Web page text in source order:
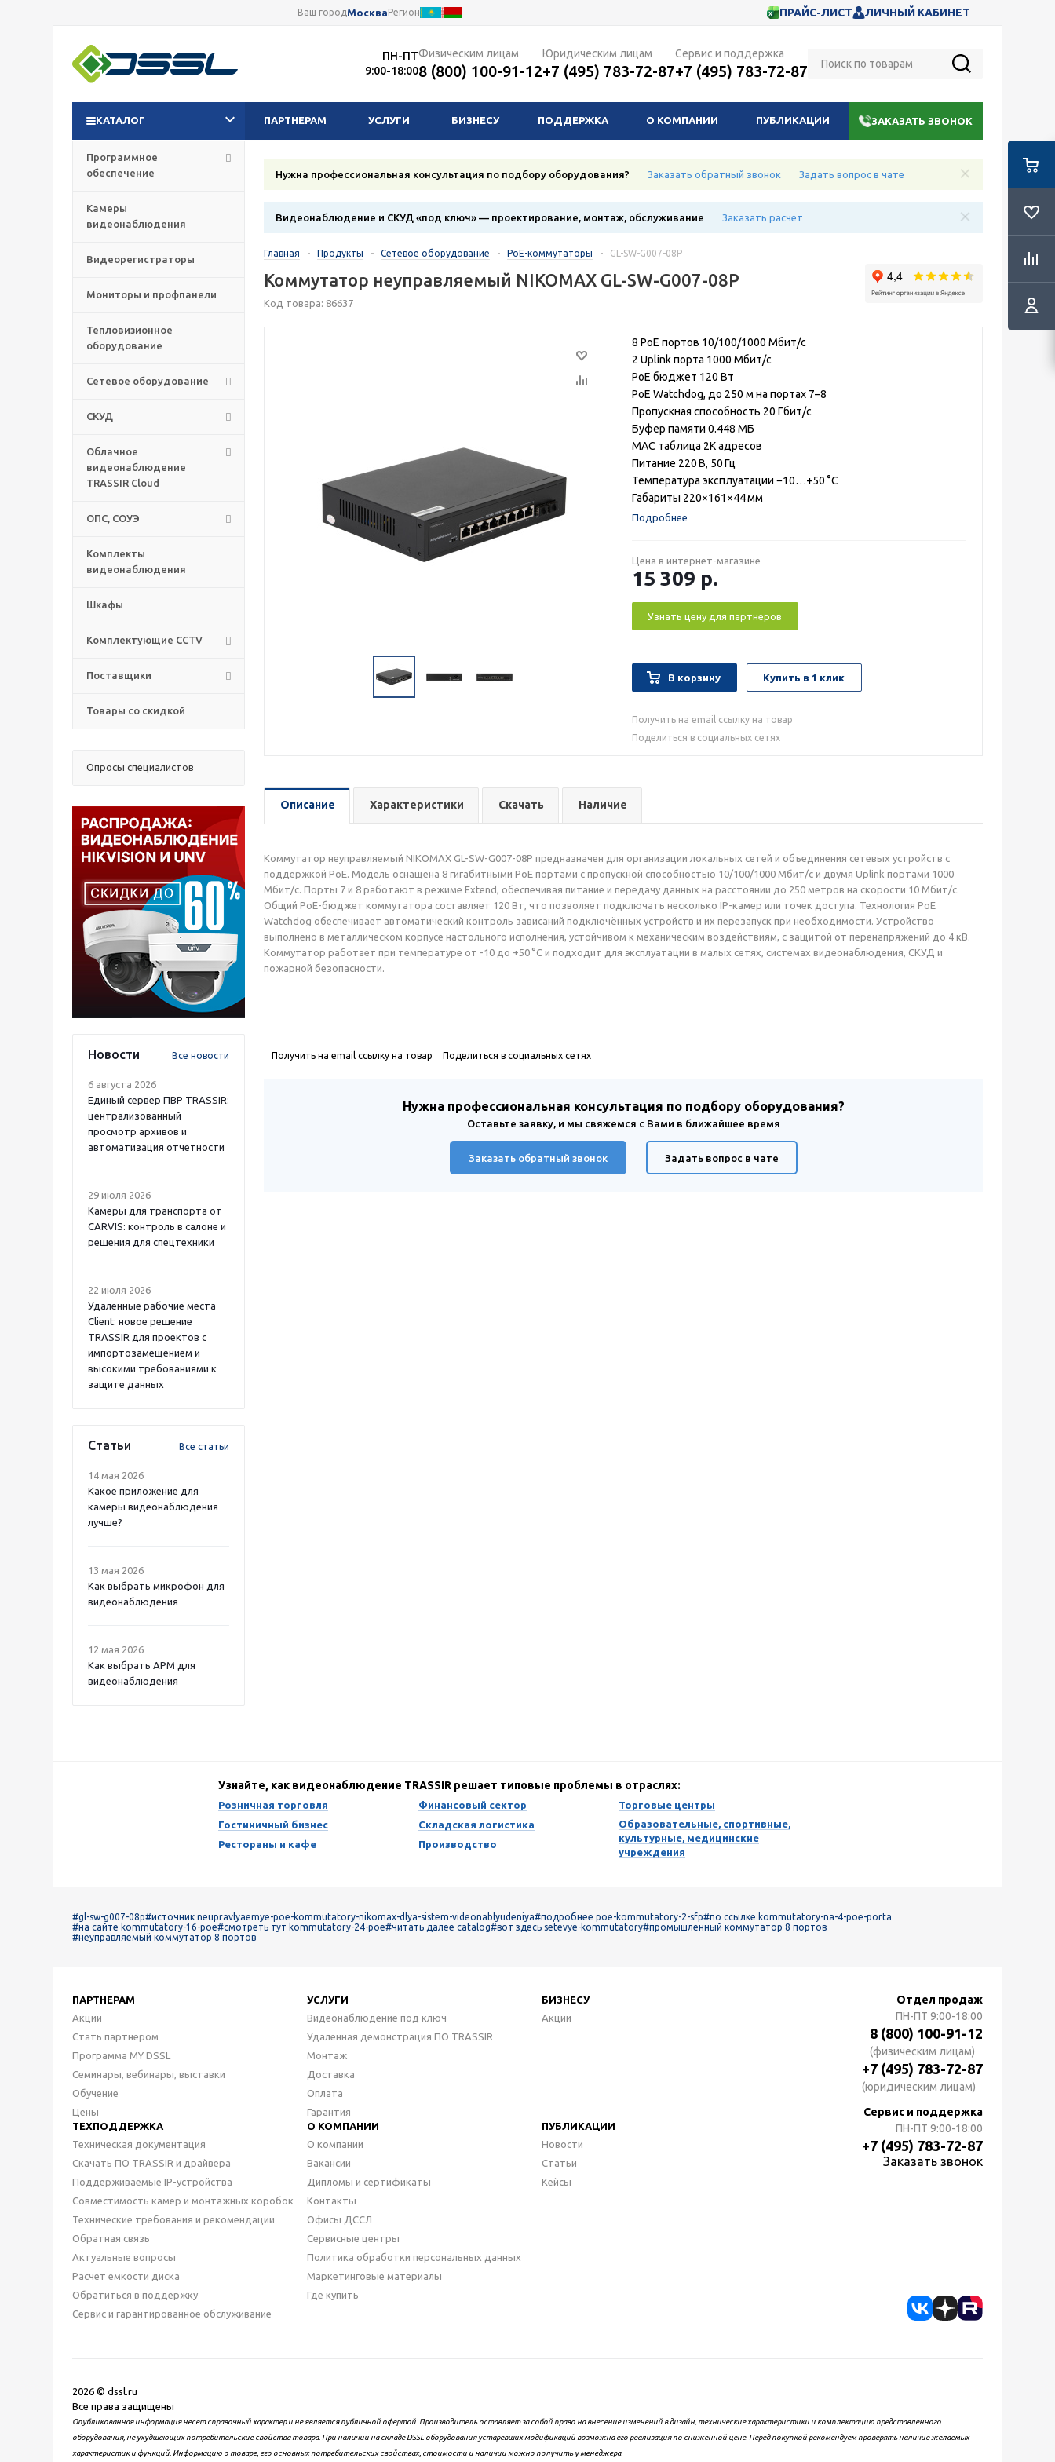
Ваш городМоскваРегион ПРАЙС-ЛИСТ ЛИЧНЫЙ КАБИНЕТ
ПН-ПТ
9:00-18:00
Физическим лицам
8 (800) 100-91-12
Юридическим лицам
+7 (495) 783-72-87
Сервис и поддержка
+7 (495) 783-72-87
КАТАЛОГ ПАРТНЕРАМ УСЛУГИ БИЗНЕСУ ПОДДЕРЖКА О КОМПАНИИ ПУБЛИКАЦИИ ЗАКАЗАТЬ ЗВОНОК
Программное
обеспечение
Камеры
видеонаблюдения
Видеорегистраторы
Мониторы и профпанели
Тепловизионное
оборудование
Сетевое оборудование
СКУД
Облачное
видеонаблюдение
TRASSIR Cloud
ОПС, СОУЭ
Комплекты
видеонаблюдения
Шкафы
Комплектующие CCTV
Поставщики
Товары со скидкой
Опросы специалистов
Новости Все новости
6 августа 2026
Единый сервер ПВР TRASSIR:
централизованный
просмотр архивов и
автоматизация отчетности
29 июля 2026
Камеры для транспорта от
CARVIS: контроль в салоне и
решения для спецтехники
22 июля 2026
Удаленные рабочие места
Client: новое решение
TRASSIR для проектов с
импортозамещением и
высокими требованиями к
защите данных
Статьи Все статьи
14 мая 2026
Какое приложение для
камеры видеонаблюдения
лучше?
13 мая 2026
Как выбрать микрофон для
видеонаблюдения
12 мая 2026
Как выбрать APM для
видеонаблюдения
Нужна профессиональная консультация по подбору оборудования? Заказать обратный звонок Задать вопрос в чате
Видеонаблюдение и СКУД «под ключ» — проектирование, монтаж, обслуживание Заказать расчет
Главная - Продукты - Сетевое оборудование - PoE-коммутаторы - GL-SW-G007-08P
Коммутатор неуправляемый NIKOMAX GL-SW-G007-08P
Код товара: 86637
8 PoE портов 10/100/1000 Мбит/с
2 Uplink порта 1000 Мбит/с
PoE бюджет 120 Вт
PoE Watchdog, до 250 м на портах 7–8
Пропускная способность 20 Гбит/с
Буфер памяти 0.448 МБ
MAC таблица 2K адресов
Питание 220 В, 50 Гц
Температура эксплуатации −10…+50 °C
Габариты 220×161×44 мм
Подробнее
Цена в интернет-магазине
15 309 р.
Узнать цену для партнеров
В корзину Купить в 1 клик
Получить на email ссылку на товар
Поделиться в социальных сетях
Описание Характеристики Скачать Наличие
Коммутатор неуправляемый NIKOMAX GL-SW-G007-08P предназначен для организации локальных сетей и объединения сетевых устройств с
поддержкой PoE. Модель оснащена 8 гигабитными PoE портами с пропускной способностью 10/100/1000 Мбит/с и двумя Uplink портами 1000
Мбит/с. Порты 7 и 8 работают в режиме Extend, обеспечивая питание и передачу данных на расстоянии до 250 метров на скорости 10 Мбит/с.
Общий PoE-бюджет коммутатора составляет 120 Вт, что позволяет подключать несколько IP-камер или точек доступа. Технология PoE
Watchdog обеспечивает автоматический контроль зависаний подключённых устройств и их перезапуск при необходимости. Устройство
выполнено в металлическом корпусе настольного исполнения, устойчивом к механическим воздействиям, с защитой от перенапряжений до 4 кВ.
Коммутатор работает при температуре от -10 до +50 °C и подходит для эксплуатации в малых сетях, системах видеонаблюдения, СКУД и
пожарной безопасности.
Получить на email ссылку на товар Поделиться в социальных сетях
Нужна профессиональная консультация по подбору оборудования?
Оставьте заявку, и мы свяжемся с Вами в ближайшее время
Заказать обратный звонок Задать вопрос в чате
Узнайте, как видеонаблюдение TRASSIR решает типовые проблемы в отраслях:
Розничная торговля
Гостиничный бизнес
Рестораны и кафе
Финансовый сектор
Складская логистика
Производство
Торговые центры
Образовательные, спортивные,
культурные, медицинские
учреждения
#gl-sw-g007-08p#источник neupravlyaemye-poe-kommutatory-nikomax-dlya-sistem-videonablyudeniya#подробнее poe-kommutatory-2-sfp#по ссылке kommutatory-na-4-poe-porta
#на сайте kommutatory-16-poe#смотреть тут kommutatory-24-poe#читать далее catalog#вот здесь setevye-kommutatory#промышленный коммутатор 8 портов
#неуправляемый коммутатор 8 портов
ПАРТНЕРАМ
Акции
Стать партнером
Программа MY DSSL
Семинары, вебинары, выставки
Обучение
Цены
УСЛУГИ
Видеонаблюдение под ключ
Удаленная демонстрация ПО TRASSIR
Монтаж
Доставка
Оплата
Гарантия
БИЗНЕСУ
Акции
ТЕХПОДДЕРЖКА
Техническая документация
Скачать ПО TRASSIR и драйвера
Поддерживаемые IP-устройства
Совместимость камер и монтажных коробок
Технические требования и рекомендации
Обратная связь
Актуальные вопросы
Расчет емкости диска
Обратиться в поддержку
Сервис и гарантированное обслуживание
О КОМПАНИИ
О компании
Вакансии
Дипломы и сертификаты
Контакты
Офисы ДССЛ
Сервисные центры
Политика обработки персональных данных
Маркетинговые материалы
Где купить
ПУБЛИКАЦИИ
Новости
Статьи
Кейсы
Отдел продаж
ПН-ПТ 9:00-18:00
8 (800) 100-91-12
(физическим лицам)
+7 (495) 783-72-87
(юридическим лицам)
Сервис и поддержка
ПН-ПТ 9:00-18:00
+7 (495) 783-72-87
Заказать звонок
2026 © dssl.ru
Все права защищены
Опубликованная информация несет справочный характер и не является публичной офертой. Производитель оставляет за собой право на внесение изменений в дизайн, технические характеристики и комплектацию представленного
оборудования, не ухудшающих потребительские свойства товара. При наличии на складе DSSL оборудования устаревших модификаций возможна его реализация по сниженной цене. Перед покупкой рекомендуем проверять наличие желаемых
характеристик и функций. Информацию о товаре, его основных потребительских свойствах, стоимости и наличии можно получить у менеджера.